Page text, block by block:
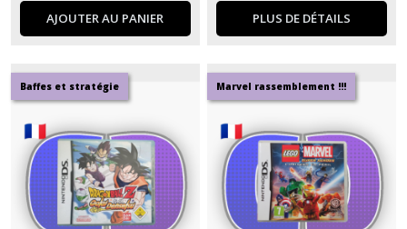
AJOUTER AU PANIER PLUS DE DÉTAILS
Baffes et stratégie Marvel rassemblement !!!